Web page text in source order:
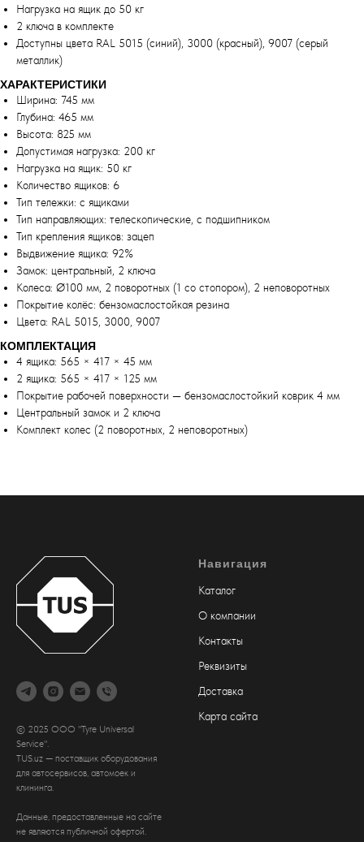
Нагрузка на ящик до 50 кг
2 ключа в комплекте
Доступны цвета RAL 5015 (синий), 3000 (красный), 9007 (серый
металлик)
ХАРАКТЕРИСТИКИ
Ширина: 745 мм
Глубина: 465 мм
Высота: 825 мм
Допустимая нагрузка: 200 кг
Нагрузка на ящик: 50 кг
Количество ящиков: 6
Тип тележки: с ящиками
Тип направляющих: телескопические, с подшипником
Тип крепления ящиков: зацеп
Выдвижение ящика: 92%
Замок: центральный, 2 ключа
Колеса: Ø100 мм, 2 поворотных (1 со стопором), 2 неповоротных
Покрытие колёс: бензомаслостойкая резина
Цвета: RAL 5015, 3000, 9007
КОМПЛЕКТАЦИЯ
4 ящика: 565 × 417 × 45 мм
2 ящика: 565 × 417 × 125 мм
Покрытие рабочей поверхности — бензомаслостойкий коврик 4 мм
Центральный замок и 2 ключа
Комплект колес (2 поворотных, 2 неповоротных)
© 2025 ООО "Tyre Universal
Service".
TUS.uz — поставщик оборудования
для автосервисов, автомоек и
клининга.
Данные, предоставленные на сайте
не являются публичной офертой.
Навигация
Каталог
О компании
Контакты
Реквизиты
Доставка
Карта сайта